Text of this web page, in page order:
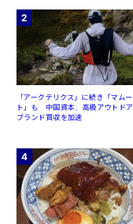
2
「アークテリクス」に続き「マムー
ト」も 中国資本、高級アウトドア
ブランド買収を加速
4